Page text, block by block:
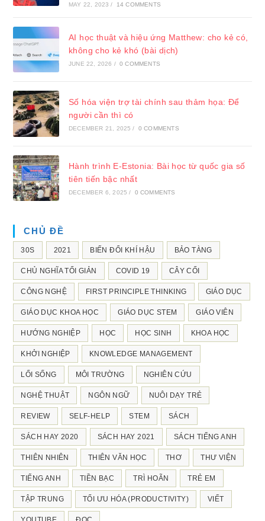
MAY 22, 2023 / 14 COMMENTS
AI học thuật và hiệu ứng Matthew: cho kẻ có,
không cho kẻ khó (bài dịch)
JUNE 22, 2026 / 0 COMMENTS
Số hóa viện trợ tài chính sau thảm họa: Để
người cần thì có
DECEMBER 21, 2025 / 0 COMMENTS
Hành trình E-Estonia: Bài học từ quốc gia số
tiên tiến bậc nhất
DECEMBER 6, 2025 / 0 COMMENTS
CHỦ ĐỀ
30S 2021 BIẾN ĐỔI KHÍ HẬU BẢO TÀNG
CHỦ NGHĨA TỐI GIẢN COVID 19 CÂY CỐI
CÔNG NGHỆ FIRST PRINCIPLE THINKING GIÁO DỤC
GIÁO DỤC KHOA HỌC GIÁO DỤC STEM GIÁO VIÊN
HƯỚNG NGHIỆP HỌC HỌC SINH KHOA HỌC
KHỞI NGHIỆP KNOWLEDGE MANAGEMENT
LỐI SỐNG MÔI TRƯỜNG NGHIÊN CỨU
NGHỆ THUẬT NGÔN NGỮ NUÔI DẠY TRẺ
REVIEW SELF-HELP STEM SÁCH
SÁCH HAY 2020 SÁCH HAY 2021 SÁCH TIẾNG ANH
THIÊN NHIÊN THIÊN VĂN HỌC THƠ THƯ VIỆN
TIẾNG ANH TIỀN BẠC TRÌ HOÃN TRẺ EM
TẬP TRUNG TỐI ƯU HÓA (PRODUCTIVITY) VIẾT